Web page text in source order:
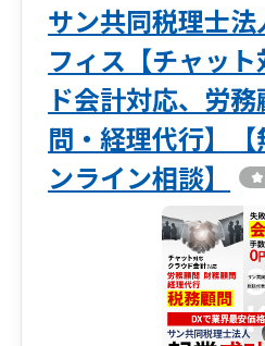
サン共同税理士
フィス【チャッ
ド会計対応、労
問・経理代行】
ンライン相談】